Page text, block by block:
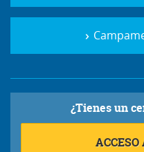
¿Tienes un
ACCESO